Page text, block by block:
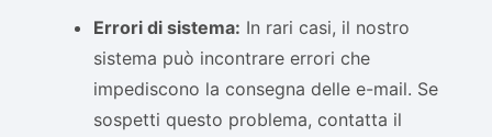
Errori di sistema: In rari casi, il nostro
sistema può incontrare errori che
impediscono la consegna delle e-mail. Se
sospetti questo problema, contatta il